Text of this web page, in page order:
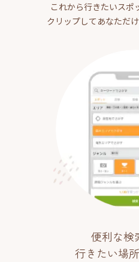
これから行きたいスポ
クリップしてあなただ
便利な検
行きたい場